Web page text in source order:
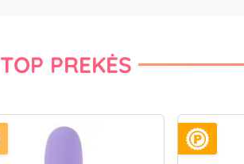
TOP PREKĖS